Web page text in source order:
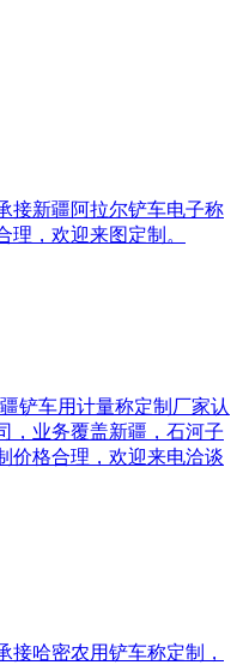
接新疆阿拉尔铲车电子称
理，欢迎来图定制。
铲车用计量称定制厂家认
，业务覆盖新疆，石河子
价格合理，欢迎来电洽谈
接哈密农用铲车称定制，